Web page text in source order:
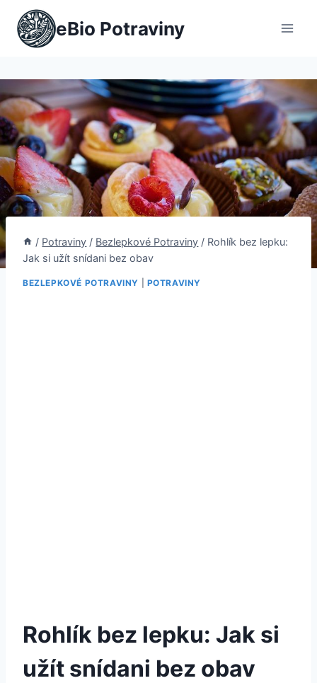
Přeskočit
obsah
eBio Potraviny
/ Potraviny / Bezlepkové Potraviny / Rohlík bez lepku:
Jak si užít snídani bez obav
BEZLEPKOVÉ POTRAVINY POTRAVINY
Rohlík bez lepku: Jak si
užít snídani bez obav